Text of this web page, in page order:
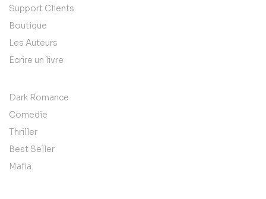
Support Clients
Boutique
Les Auteurs
Ecrire un livre
Dark Romance
Comedie
Thriller
Best Seller
Mafia